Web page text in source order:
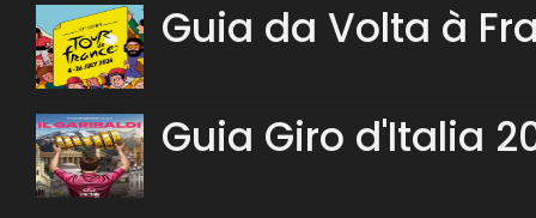
Guia da Volta à
Guia Giro d'Italia